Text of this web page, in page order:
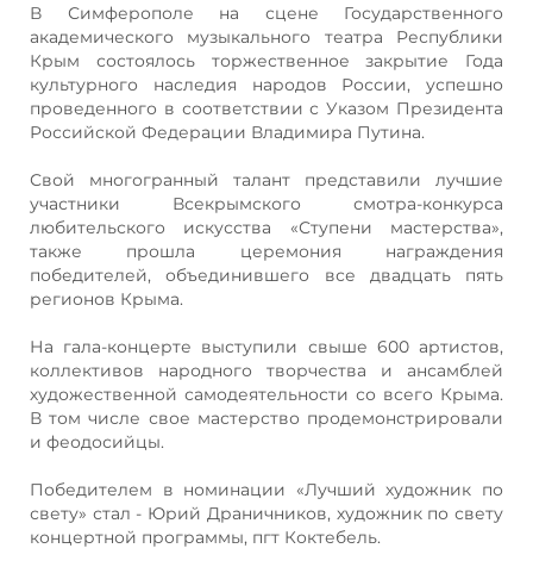
В Симферополе на сцене Государственного
академического музыкального театра Республики
Крым состоялось торжественное закрытие Года
культурного наследия народов России, успешно
проведенного в соответствии с Указом Президента
Российской Федерации Владимира Путина.
Свой многогранный талант представили лучшие
участники Всекрымского смотра-конкурса
любительского искусства «Ступени мастерства»,
также прошла церемония награждения
победителей, объединившего все двадцать пять
регионов Крыма.
На гала-концерте выступили свыше 600 артистов,
коллективов народного творчества и ансамблей
художественной самодеятельности со всего Крыма.
В том числе свое мастерство продемонстрировали
и феодосийцы.
Победителем в номинации «Лучший художник по
свету» стал - Юрий Драничников, художник по свету
концертной программы, пгт Коктебель.